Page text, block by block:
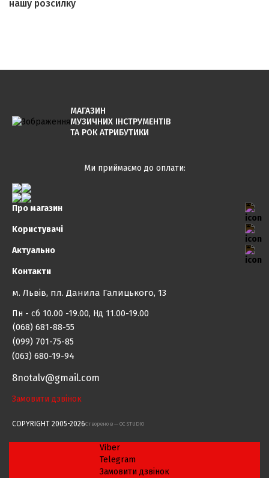
нашу розсилку
МАГАЗИН
МУЗИЧНИХ ІНСТРУМЕНТІВ
ТА РОК АТРИБУТИКИ
Ми приймаємо до оплати:
Контакти
м. Львів, пл. Данила Галицького, 13
Пн - сб 10.00 -19.00, Нд 11.00-19.00
(068) 681-88-55
(099) 701-75-85
(063) 680-19-94
8notalv@gmail.com
Замовити дзвінок
Про магазин
Користувачі
Актуально
COPYRIGHT 2005-2026Cтворено в — OC STUDIO
Viber
Telegram
Замовити дзвінок